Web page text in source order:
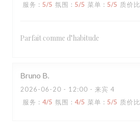
服务 : 5/5 氛围 : 5/5 菜单 : 5/5 质价比
Parfait comme d’habitude
Bruno B
2026-06-20 - 12:00 - 来宾 4
服务 : 4/5 氛围 : 4/5 菜单 : 5/5 质价比